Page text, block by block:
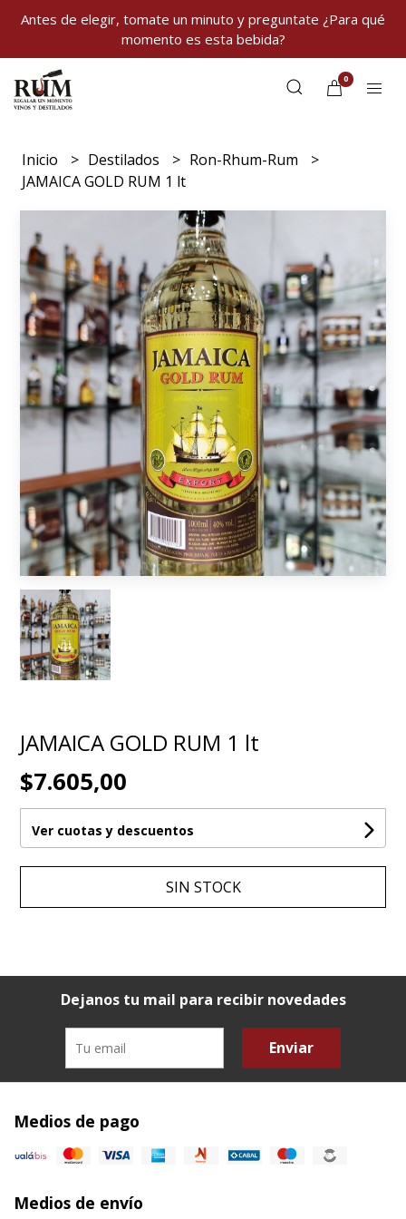
Antes de elegir, tomate un minuto y preguntate ¿Para qué
momento es esta bebida?
0
Inicio Destilados
Ron-Rhum-Rum
JAMAICA GOLD RUM 1 lt
JAMAICA GOLD RUM 1 lt
$7.605,00
Ver cuotas y descuentos
SIN STOCK
Dejanos tu mail para recibir novedades
Enviar
Medios de pago
Medios de envío